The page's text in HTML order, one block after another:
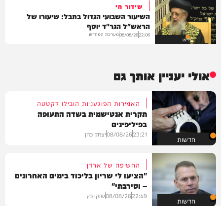
וידאו
שידור חי
השיעור השבועי הגדול בתבל: שיעורו של
הראש"ל הגר"ד יוסף
22:06
08/08/26מערכת המחדש
אולי יעניין אותך גם
חדשות
האמירות הפוגעניות הובילו לקטטה
תקרית אנטישמית בשדה התעופה
בפיליפינים
23:21
08/08/26יצחק כהן
חדשות
החשיפה של ארדן
"הציעו לי שריון בליכוד בימים האחרונים
– וסירבתי"
22:49
08/08/26שוקי כץ